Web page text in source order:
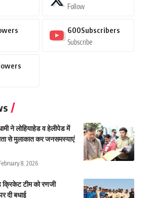
Follow
600Subscribers
Subscribe
ने लोहियाहेड व हेलीपेड में
से मुलाकात कर जनसमस्याएं
8, 2026
क्रिकेट टीम को रणजी
दी बधाई